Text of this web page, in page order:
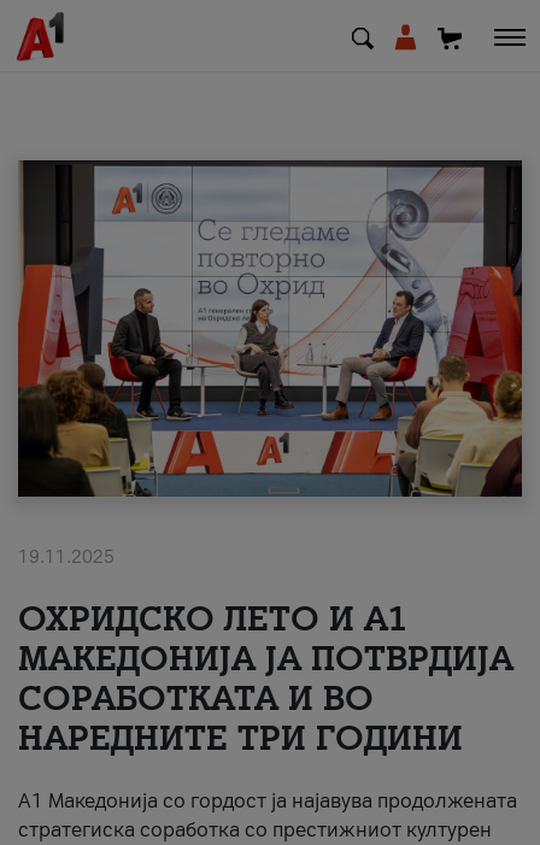
МК SQ
Приватни Деловни
Поддршка
Надополни кредит
#ПодобарОнлајн
19.11.2025
ОХРИДСКО ЛЕТО И A1
МАКЕДОНИЈА ЈА ПОТВРДИЈА
СОРАБОТКАТА И ВО
НАРЕДНИТЕ ТРИ ГОДИНИ
A1 Македонија со гордост ја најавува продолжената
стратегиска соработка со престижниот културен